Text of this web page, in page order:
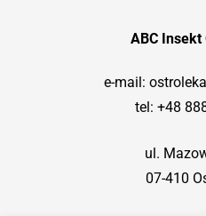
ABC Insekt
e-mail:
tel: +48
ul.
07-410